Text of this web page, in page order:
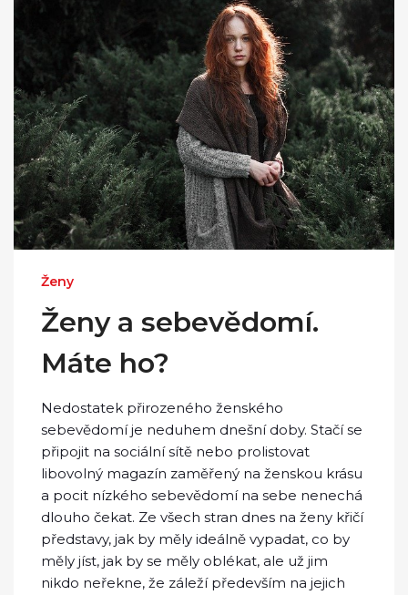
Ženy
Ženy a sebevědomí.
Máte ho?
Nedostatek přirozeného ženského
sebevědomí je neduhem dnešní doby. Stačí se
připojit na sociální sítě nebo prolistovat
libovolný magazín zaměřený na ženskou krásu
a pocit nízkého sebevědomí na sebe nenechá
dlouho čekat. Ze všech stran dnes na ženy křičí
představy, jak by měly ideálně vypadat, co by
měly jíst, jak by se měly oblékat, ale už jim
nikdo neřekne, že záleží především na jejich